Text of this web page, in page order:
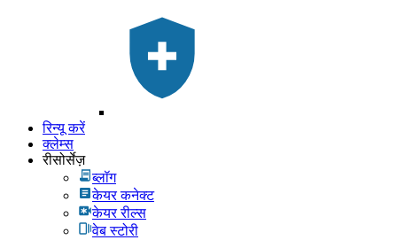
रिन्यू करें
क्लेम्स
रीसोर्सेज़
ब्लॉग
केयर कनेक्ट
केयर रील्स
वेब स्टोरी